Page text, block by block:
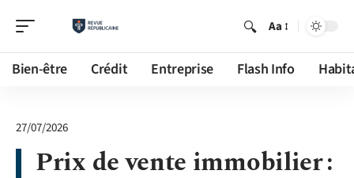
Aa
Bien-être Crédit Entreprise Flash Info
27/07/2026
Prix de vente immobilier :